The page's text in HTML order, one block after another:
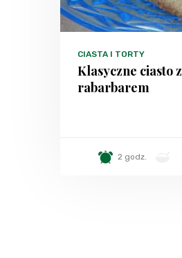
CIASTA I TORTY
Klasyczne ciasto z
rabarbarem
2 godz.